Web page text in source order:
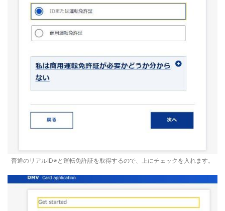
普通のリアルID※と運転免許証を取得するので、上にチェックを入れます。